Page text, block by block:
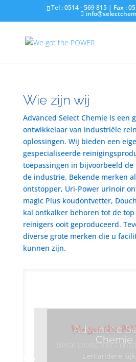
Tel : 0514 - 569 815 | Fax :
Wie zijn wij
Advanced Select Chemie is een
ontwikkelaar van industriële
oplossingen. Wij bieden een
gespecialiseerde
toepassingen in bijvoorbeeld
de industrie. Bekende merken
ontstopper, Uri-Power urinoir
magic Plus koudontvetter,
kal ontkalker behoren tot de top
reinigers ooit geproduceerd.
diverse grote merken die u
kunnen zijn.
Advanced
Chemie
Een andere
We got the
Beste Loodgieters